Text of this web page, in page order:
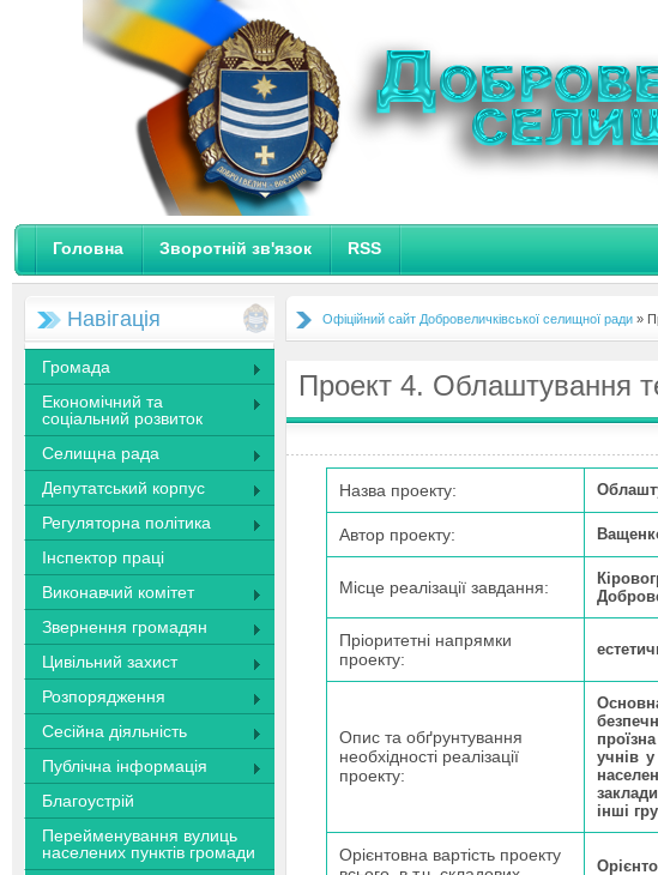
Головна Зворотній зв'язок RSS
Навігація
Громада
Економічний та
соціальний розвиток
Селищна рада
Депутатський корпус
Регуляторна політика
Інспектор праці
Виконавчий комітет
Звернення громадян
Цивільний захист
Розпорядження
Сесійна діяльність
Публічна інформація
Благоустрій
Перейменування вулиць
населених пунктів громади
Офіційний сайт Добровеличківської селищної ради »
Проект 4. Облаштування
Назва проекту:
Автор проекту:
Місце реалізації завдання:
Пріоритетні напрямки
проекту:
Опис та обґрунтування
необхідності реалізації
проекту:
учнів
інші
Орієнтовна вартість проекту